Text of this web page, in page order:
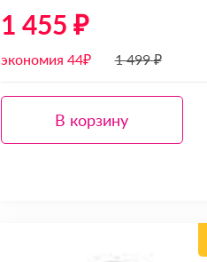
1 455 ₽
экономия 44₽ 1 499 ₽
В корзину